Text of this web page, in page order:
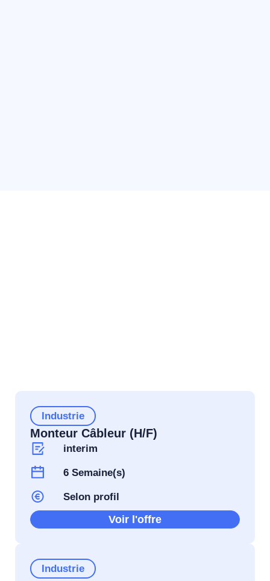
Industrie
Monteur Câbleur (H/F)
interim
6 Semaine(s)
Selon profil
Voir l'offre
Industrie